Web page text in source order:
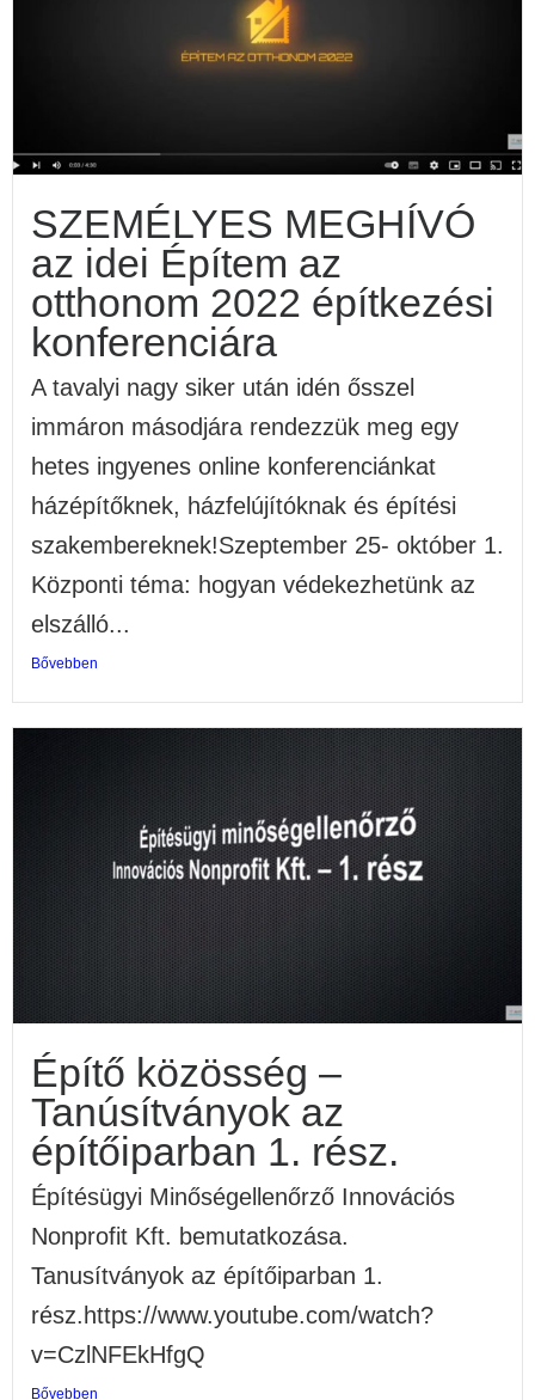
SZEMÉLYES MEGHÍVÓ
az idei Építem az
otthonom 2022 építkezési
konferenciára
A tavalyi nagy siker után idén ősszel
immáron másodjára rendezzük meg egy
hetes ingyenes online konferenciánkat
házépítőknek, házfelújítóknak és építési
szakembereknek!Szeptember 25- október 1.
Központi téma: hogyan védekezhetünk az
elszálló...
Bővebben
Építő közösség –
Tanúsítványok az
építőiparban 1. rész.
Építésügyi Minőségellenőrző Innovációs
Nonprofit Kft. bemutatkozása.
Tanusítványok az építőiparban 1.
rész.https://www.youtube.com/watch?
v=CzlNFEkHfgQ
Bővebben